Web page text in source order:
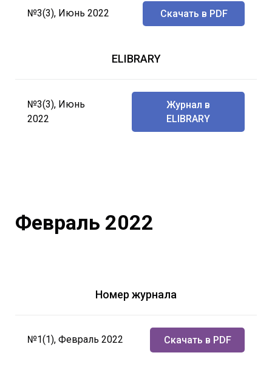
№3(3), Июнь 2022 Скачать в PDF
ELIBRARY
№3(3), Июнь
2022
Журнал в
ELIBRARY
Февраль 2022
Номер журнала
№1(1), Февраль 2022 Скачать в PDF